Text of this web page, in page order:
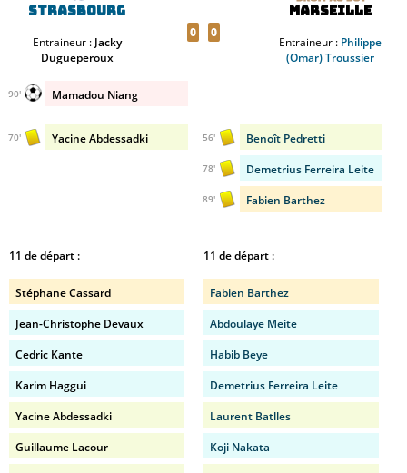
Strasbourg
Entraineur : Jacky
Dugueperoux
0 0
Marseille
Entraineur : Philippe
(Omar) Troussier
Mamadou Niang
90'
Yacine Abdessadki
70' Benoît Pedretti
56'
Demetrius Ferreira Leite
78'
Fabien Barthez
89'
11 de départ :
Stéphane Cassard
Jean-Christophe Devaux
Cedric Kante
Karim Haggui
Yacine Abdessadki
Guillaume Lacour
11 de départ :
Fabien Barthez
Abdoulaye Meite
Habib Beye
Demetrius Ferreira Leite
Laurent Batlles
Koji Nakata